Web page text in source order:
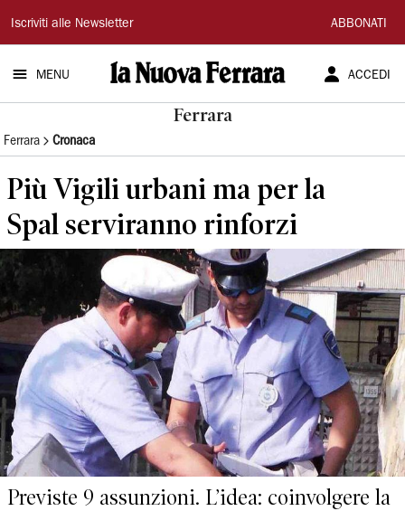
La
Nuova
Ferrara
Iscriviti alle Newsletter ABBONATI
MENU ACCEDI
Ferrara
Ferrara Cronaca
Più Vigili urbani ma per la
Spal serviranno rinforzi
Previste 9 assunzioni. L’idea: coinvolgere la